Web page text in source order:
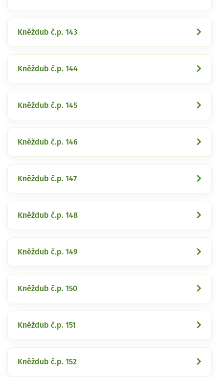
Kněždub č.p. 143
Kněždub č.p. 144
Kněždub č.p. 145
Kněždub č.p. 146
Kněždub č.p. 147
Kněždub č.p. 148
Kněždub č.p. 149
Kněždub č.p. 150
Kněždub č.p. 151
Kněždub č.p. 152